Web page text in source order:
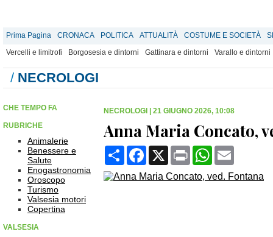
Prima Pagina CRONACA POLITICA ATTUALITÀ COSTUME E SOCIETÀ
Vercelli e limitrofi
Borgosesia e dintorni Gattinara e dintorni Varallo e dintorni
/ NECROLOGI
CHE TEMPO FA
RUBRICHE
Animalerie
Benessere e
Salute
Enogastronomia
Oroscopo
Turismo
Valsesia motori
Copertina
VALSESIA
NECROLOGI 21 GIUGNO 2026, 10:08
Anna Maria Concato,
CondividiFacebook
X Print WhatsApp